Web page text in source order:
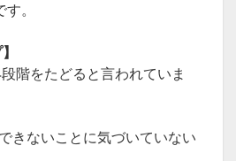
。
階をたどると言われていま
ないことに気づいていない